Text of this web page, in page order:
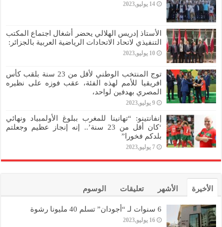
14 يوليو,2023
الأستاذ إدريس الهلالي يحضر أشغال اجتماع المكتب
التنفيذي لاتحاد الاتحادات الرياضية العربية بالجزائر:
10 يوليو,2023
توج المنتخب الوطني لأقل من 23 سنة بلقب كأس
افريقيا للأمم لهذه الفئة، عقب فوزه على نظيره
المصري بهدفين لواحد،
9 يوليو,2023
إنفانتينو: “تهانينا للمغرب ببلوغ الأولمبياد ونهائي
‘كان أقل من 23 سنة’.. إنه إنجاز عظيم وجعلتم
بلدكم فخورا”
7 يوليو,2023
الأخيرة الأشهر تعليقات الوسوم
6 سنوات لـ “أجودان” تسلم 40 مليونا رشوة
16 يوليو,2023